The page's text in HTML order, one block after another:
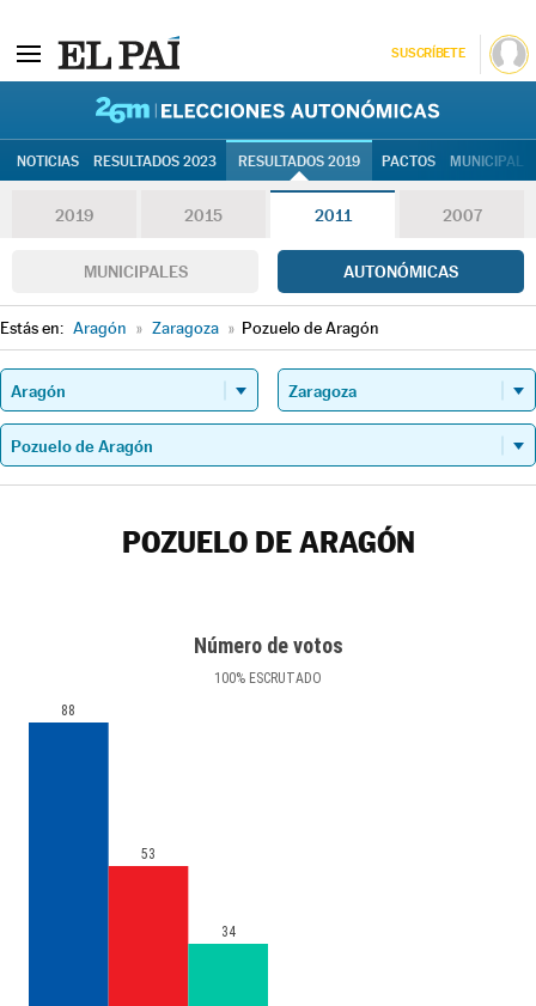
SUSCRÍBETE
NOTICIAS RESULTADOS 2023 RESULTADOS 2019 PACTOS
2019 2015 2011 2007
MUNICIPALES AUTONÓMICAS
Estás en: Aragón » Zaragoza » Pozuelo de Aragón
POZUELO DE ARAGÓN
Número de votos
100% ESCRUTADO
88
53
34